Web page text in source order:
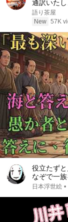
通訳いた
笑した。
エピソー
語り茶屋
New 57K
役立たず
なぞで一
日本浮世絵
日本浮世絵 •